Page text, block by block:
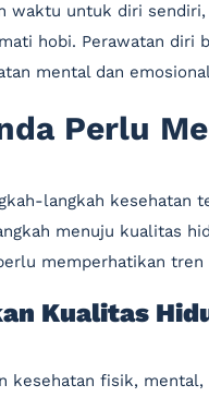
waktu untuk diri
hobi. Perawatan diri
mental dan
Perlu
langkah kesehatan
menuju kualitas
memperhatikan
Kualitas
kesehatan fisik,